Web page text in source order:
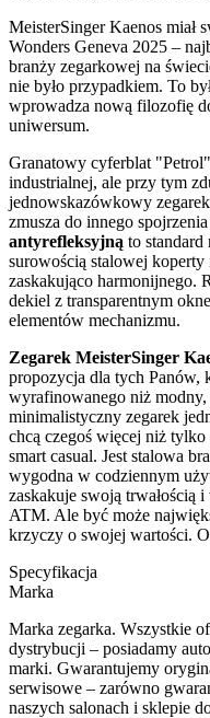
MeisterSinger Kaenos miał
Wonders Geneva 2025 –
branży zegarkowej na
nie było przypadkiem. To
wprowadza nową filozofię
uniwersum.
Granatowy cyferblat
industrialnej, ale przy tym
jednowskazówkowy
zmusza do innego spojrzenia
antyrefleksyjną to standard
surowością stalowej
zaskakująco harmonijnego.
dekiel z transparentnym
elementów mechanizmu.
Zegarek MeisterSinger
propozycja dla tych Panów,
wyrafinowanego niż
minimalistyczny zegarek
chcą czegoś więcej niż
smart casual. Jest stalowa
wygodna w codziennym
zaskakuje swoją trwałością
ATM. Ale być może
krzyczy o swojej wartości.
Specyfikacja
Marka
Marka zegarka. Wszystkie
dystrybucji – posiadamy
marki. Gwarantujemy
serwisowe – zarówno
naszych salonach i sklepie